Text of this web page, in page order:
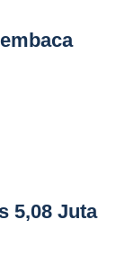
5,08 Juta